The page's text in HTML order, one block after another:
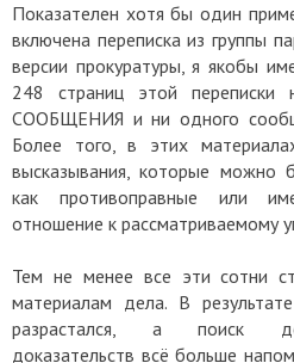
Показателен хотя бы один
включена переписка из группы
версии прокуратуры, я якобы
248 страниц этой
СООБЩЕНИЯ и ни одного
Более того, в этих
высказывания, которые можно
как противоправные или
отношение к рассматриваемому
Тем не менее все эти сотни
материалам дела. В
разрастался, а поиск
доказательств всё больше